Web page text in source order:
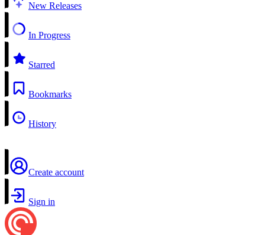
New Releases
In Progress
Starred
Bookmarks
History
Create account
Sign in